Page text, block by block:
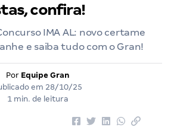
confira!
IMA AL: novo certame
e saiba tudo com o Gran!
Por Equipe Gran
em 28/10/25
1 min. de leitura